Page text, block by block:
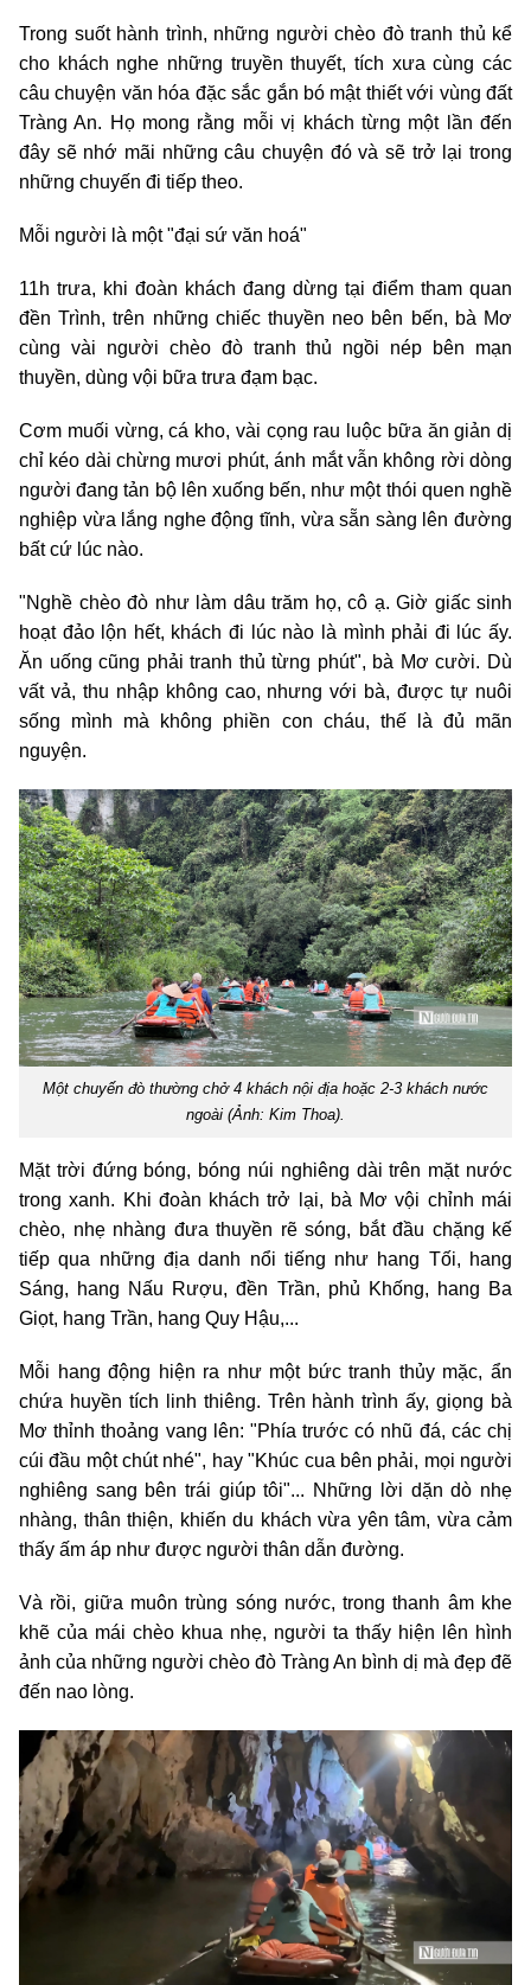
Trong suốt hành trình, những người chèo đò tranh thủ kể
cho khách nghe những truyền thuyết, tích xưa cùng các
câu chuyện văn hóa đặc sắc gắn bó mật thiết với vùng đất
Tràng An. Họ mong rằng mỗi vị khách từng một lần đến
đây sẽ nhớ mãi những câu chuyện đó và sẽ trở lại trong
những chuyến đi tiếp theo.
Mỗi người là một "đại sứ văn hoá"
11h trưa, khi đoàn khách đang dừng tại điểm tham quan
đền Trình, trên những chiếc thuyền neo bên bến, bà Mơ
cùng vài người chèo đò tranh thủ ngồi nép bên mạn
thuyền, dùng vội bữa trưa đạm bạc.
Cơm muối vừng, cá kho, vài cọng rau luộc bữa ăn giản dị
chỉ kéo dài chừng mươi phút, ánh mắt vẫn không rời dòng
người đang tản bộ lên xuống bến, như một thói quen nghề
nghiệp vừa lắng nghe động tĩnh, vừa sẵn sàng lên đường
bất cứ lúc nào.
"Nghề chèo đò như làm dâu trăm họ, cô ạ. Giờ giấc sinh
hoạt đảo lộn hết, khách đi lúc nào là mình phải đi lúc ấy.
Ăn uống cũng phải tranh thủ từng phút", bà Mơ cười. Dù
vất vả, thu nhập không cao, nhưng với bà, được tự nuôi
sống mình mà không phiền con cháu, thế là đủ mãn
nguyện.
Một chuyến đò thường chở 4 khách nội địa hoặc 2-3 khách nước
ngoài (Ảnh: Kim Thoa).
Mặt trời đứng bóng, bóng núi nghiêng dài trên mặt nước
trong xanh. Khi đoàn khách trở lại, bà Mơ vội chỉnh mái
chèo, nhẹ nhàng đưa thuyền rẽ sóng, bắt đầu chặng kế
tiếp qua những địa danh nổi tiếng như hang Tối, hang
Sáng, hang Nấu Rượu, đền Trần, phủ Khống, hang Ba
Giọt, hang Trần, hang Quy Hậu,...
Mỗi hang động hiện ra như một bức tranh thủy mặc, ẩn
chứa huyền tích linh thiêng. Trên hành trình ấy, giọng bà
Mơ thỉnh thoảng vang lên: "Phía trước có nhũ đá, các chị
cúi đầu một chút nhé", hay "Khúc cua bên phải, mọi người
nghiêng sang bên trái giúp tôi"... Những lời dặn dò nhẹ
nhàng, thân thiện, khiến du khách vừa yên tâm, vừa cảm
thấy ấm áp như được người thân dẫn đường.
Và rồi, giữa muôn trùng sóng nước, trong thanh âm khe
khẽ của mái chèo khua nhẹ, người ta thấy hiện lên hình
ảnh của những người chèo đò Tràng An bình dị mà đẹp đẽ
đến nao lòng.